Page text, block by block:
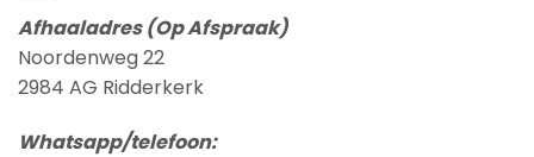
Afhaaladres (Op Afspraak)
Noordenweg 22
2984 AG Ridderkerk
Whatsapp/telefoon: